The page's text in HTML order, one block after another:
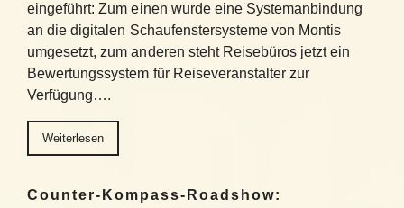
eingeführt: Zum einen wurde eine Systemanbindung
an die digitalen Schaufenstersysteme von Montis
umgesetzt, zum anderen steht Reisebüros jetzt ein
Bewertungssystem für Reiseveranstalter zur
Verfügung….
Weiterlesen
Counter-Kompass-Roadshow: